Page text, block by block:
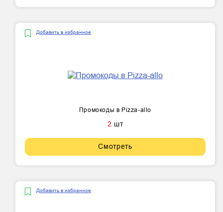
Добавить в избранное
Промокоды в Pizza-allo
2 шт
Смотреть
Добавить в избранное